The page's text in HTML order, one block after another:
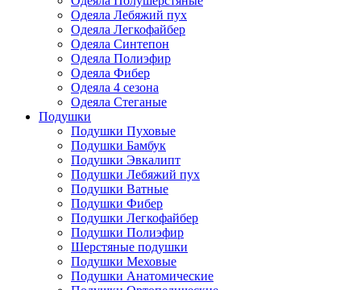
Одеяла Лебяжий пух
Одеяла Легкофайбер
Одеяла Синтепон
Одеяла Полиэфир
Одеяла Фибер
Одеяла 4 сезона
Одеяла Стеганые
Подушки
Подушки Пуховые
Подушки Бамбук
Подушки Эвкалипт
Подушки Лебяжий пух
Подушки Ватные
Подушки Фибер
Подушки Легкофайбер
Подушки Полиэфир
Шерстяные подушки
Подушки Меховые
Подушки Анатомические